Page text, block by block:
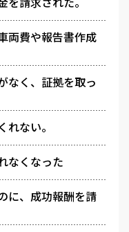
両費や報告書作成
なく、証拠を取っ
ない。
なくなった
に、成功報酬を請